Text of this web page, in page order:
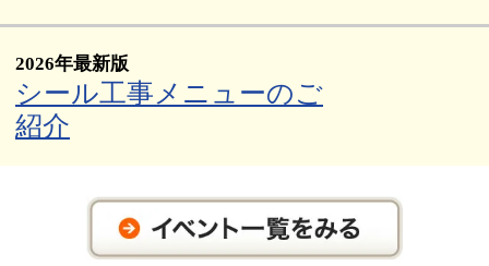
2026年最新版
シール工事メニューのご
紹介